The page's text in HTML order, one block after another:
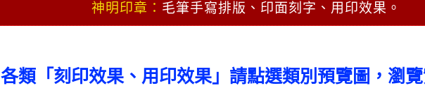
神明印章： 毛筆手寫排版、印面刻字、用印效果。
各類「刻印效果、用印效果」請點選類別預覽圖，瀏